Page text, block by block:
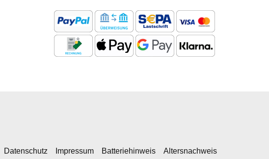
Datenschutz Impressum Batteriehinweis Altersnachweis